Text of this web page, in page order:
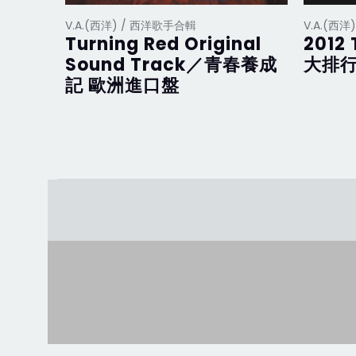
V.A.(西洋) / 西洋歌手合輯
Turning Red Original
Sound Track／青春養成
記 歐洲進口盤
V.A.(西洋
2012
大排